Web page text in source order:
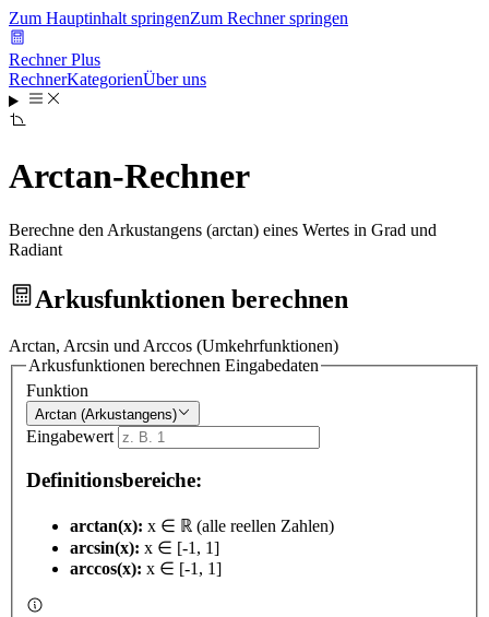
Zum Hauptinhalt springenZum Rechner springen
Rechner Plus
RechnerKategorienÜber uns
Arctan-Rechner
Berechne den Arkustangens (arctan) eines Wertes in Grad und
Radiant
Arkusfunktionen berechnen
Arctan, Arcsin und Arccos (Umkehrfunktionen)
Arkusfunktionen berechnen Eingabedaten
Funktion
Arctan (Arkustangens)
Eingabewert
Definitionsbereiche:
arctan(x): x ∈ ℝ (alle reellen Zahlen)
arcsin(x): x ∈ [-1, 1]
arccos(x): x ∈ [-1, 1]